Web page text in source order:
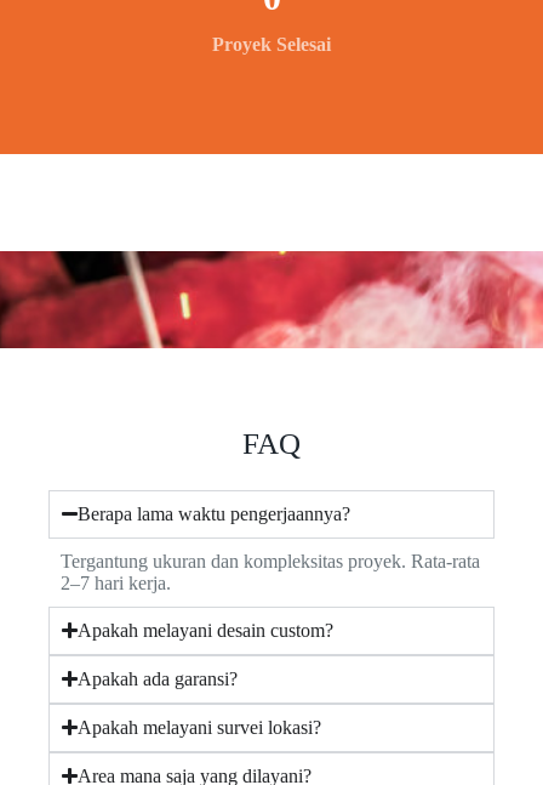
Proyek Selesai
FAQ
Berapa lama waktu pengerjaannya?
Tergantung ukuran dan kompleksitas proyek. Rata-rata
2–7 hari kerja.
Apakah melayani desain custom?
Apakah ada garansi?
Apakah melayani survei lokasi?
Area mana saja yang dilayani?